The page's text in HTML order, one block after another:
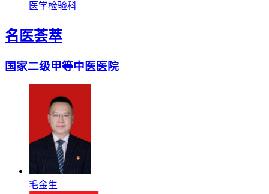
医学检验科
名医荟萃
国家二级甲等中医医院
毛金生